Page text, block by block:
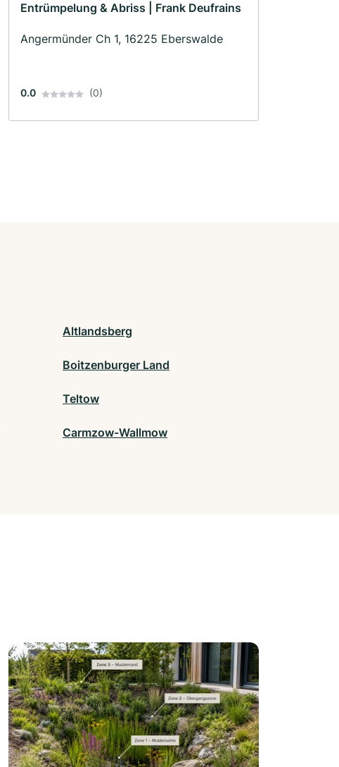
Entrümpelung & Abriss | Frank Deufrains
Angermünder Ch 1, 16225 Eberswalde
0.0 (0)
Altlandsberg
Boitzenburger Land
Teltow
Carmzow-Wallmow